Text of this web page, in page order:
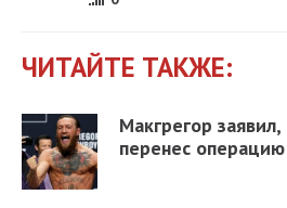
ЧИТАЙТЕ ТАКЖЕ:
Макгрегор
перенес операцию